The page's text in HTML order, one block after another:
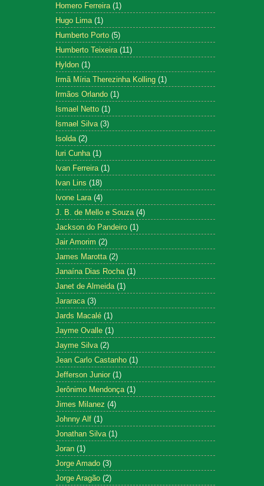
Homero Ferreira (1)
Hugo Lima (1)
Humberto Porto (5)
Humberto Teixeira (11)
Hyldon (1)
Irmã Míria Therezinha Kolling (1)
Irmãos Orlando (1)
Ismael Netto (1)
Ismael Silva (3)
Isolda (2)
Iuri Cunha (1)
Ivan Ferreira (1)
Ivan Lins (18)
Ivone Lara (4)
J. B. de Mello e Souza (4)
Jackson do Pandeiro (1)
Jair Amorim (2)
James Marotta (2)
Janaína Dias Rocha (1)
Janet de Almeida (1)
Jararaca (3)
Jards Macalé (1)
Jayme Ovalle (1)
Jayme Silva (2)
Jean Carlo Castanho (1)
Jefferson Junior (1)
Jerônimo Mendonça (1)
Jimes Milanez (4)
Johnny Alf (1)
Jonathan Silva (1)
Joran (1)
Jorge Amado (3)
Jorge Aragão (2)